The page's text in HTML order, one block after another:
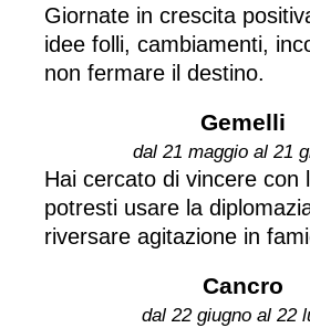
Giornate in crescita
idee folli, cambiamenti,
non fermare il destino.
Gemelli
dal 21 maggio al 21
Hai cercato di vincere con
potresti usare la
riversare agitazione in
Cancro
dal 22 giugno al 22